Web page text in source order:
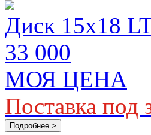
Диск 15х18
33 000
МОЯ ЦЕНА
Поставка под
Подробнее >